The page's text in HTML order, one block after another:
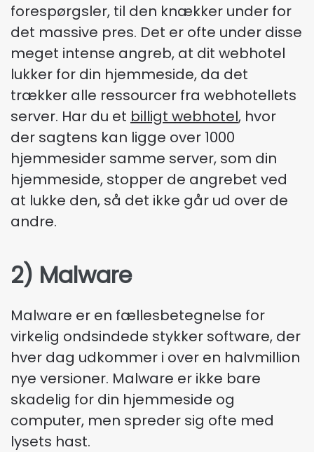
forespørgsler, til den knækker under for
det massive pres. Det er ofte under disse
meget intense angreb, at dit webhotel
lukker for din hjemmeside, da det
trækker alle ressourcer fra webhotellets
server. Har du et billigt webhotel, hvor
der sagtens kan ligge over 1000
hjemmesider samme server, som din
hjemmeside, stopper de angrebet ved
at lukke den, så det ikke går ud over de
andre.
2) Malware
Malware er en fællesbetegnelse for
virkelig ondsindede stykker software, der
hver dag udkommer i over en halvmillion
nye versioner. Malware er ikke bare
skadelig for din hjemmeside og
computer, men spreder sig ofte med
lysets hast.